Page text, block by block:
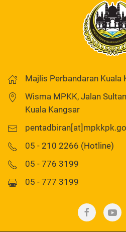
Majlis Perbandaran Kuala
Wisma MPKK, Jalan
Kuala Kangsar
05 - 210 2266 (Hotline)
05 - 776 3199
05 - 777 3199